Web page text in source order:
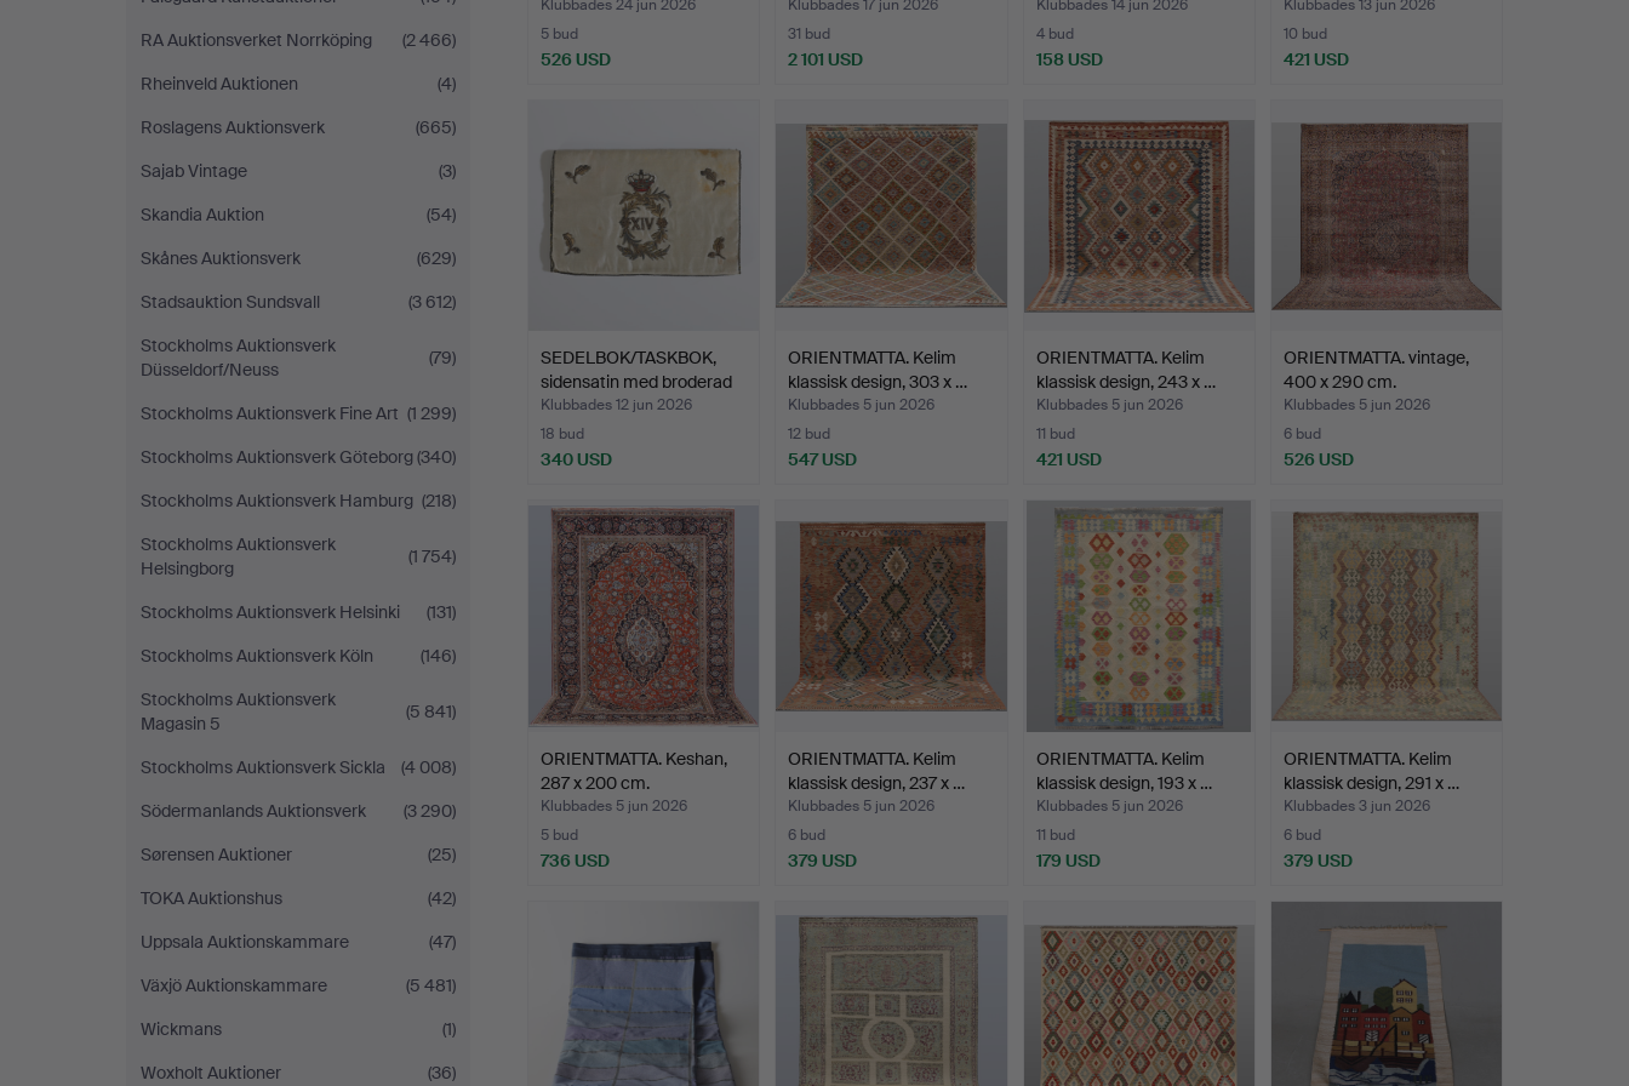
RA Auktionsverket Norrköping
(2 466)
Rheinveld Auktionen
(4)
Roslagens Auktionsverk
(665)
Sajab Vintage
(3)
Skandia Auktion
(54)
Skånes Auktionsverk
(629)
Stadsauktion Sundsvall
(3 612)
Stockholms Auktionsverk
Düsseldorf/Neuss
(79)
Stockholms Auktionsverk Fine Art (1 299)
Stockholms Auktionsverk Göteborg(340)
Stockholms Auktionsverk Hamburg (218)
Stockholms Auktionsverk
Helsingborg
(1 754)
Stockholms Auktionsverk Helsinki
(131)
Stockholms Auktionsverk Köln
(146)
Stockholms Auktionsverk
Magasin 5
(5 841)
Stockholms Auktionsverk Sickla
(4 008)
Södermanlands Auktionsverk
(3 290)
Sørensen Auktioner
(25)
TOKA Auktionshus
(42)
Uppsala Auktionskammare
(47)
Växjö Auktionskammare
(5 481)
Wickmans
(1)
Woxholt Auktioner
(36)
Klubbades 24 jun 2026
5 bud
526 USD
Klubbades 17 jun 2026
31 bud
2 101 USD
Klubbades 14 jun 2026
4 bud
158 USD
Klubbades 13 jun 2026
10 bud
421 USD
SEDELBOK/TASKBOK,
sidensatin med broderad
…
Klubbades 12 jun 2026
18 bud
340 USD
ORIENTMATTA. Kelim
klassisk design, 303 x …
Klubbades 5 jun 2026
12 bud
547 USD
ORIENTMATTA. Kelim
klassisk design, 243 x …
Klubbades 5 jun 2026
11 bud
421 USD
ORIENTMATTA. vintage,
400 x 290 cm.
Klubbades 5 jun 2026
6 bud
526 USD
ORIENTMATTA. Keshan,
287 x 200 cm.
Klubbades 5 jun 2026
5 bud
736 USD
ORIENTMATTA. Kelim
klassisk design, 237 x …
Klubbades 5 jun 2026
6 bud
379 USD
ORIENTMATTA. Kelim
klassisk design, 193 x …
Klubbades 5 jun 2026
11 bud
179 USD
ORIENTMATTA. Kelim
klassisk design, 291 x …
Klubbades 3 jun 2026
6 bud
379 USD